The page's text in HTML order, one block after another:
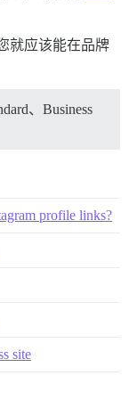
就应该能在品牌
、Business
profile links?
site